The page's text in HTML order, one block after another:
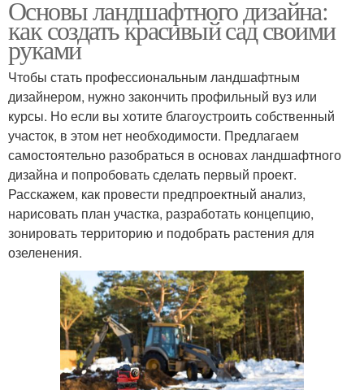
Основы ландшафтного дизайна:
как создать красивый сад своими
руками
Чтобы стать профессиональным ландшафтным
дизайнером, нужно закончить профильный вуз или
курсы. Но если вы хотите благоустроить собственный
участок, в этом нет необходимости. Предлагаем
самостоятельно разобраться в основах ландшафтного
дизайна и попробовать сделать первый проект.
Расскажем, как провести предпроектный анализ,
нарисовать план участка, разработать концепцию,
зонировать территорию и подобрать растения для
озеленения.